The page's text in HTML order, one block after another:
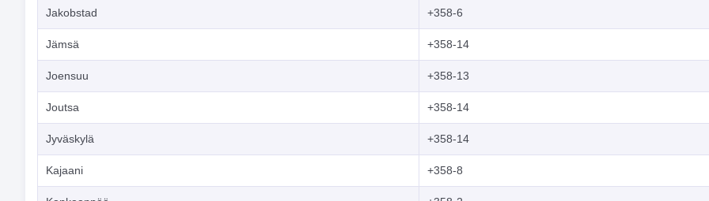
Jakobstad +358-6
Jämsä +358-14
Joensuu +358-13
Joutsa +358-14
Jyväskylä +358-14
Kajaani +358-8